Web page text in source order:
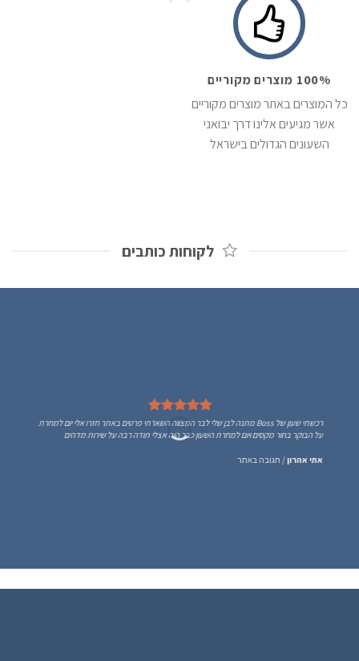
100% מוצרים מקוריים
כל המוצרים באתר מוצרים מקוריים
אשר מגיעים אלינו דרך יבואני
השעונים הגדולים בישראל
לקוחות כותבים
רכשתי שעון של Boss מתנה לבן שלי לבר המצווה השארתי פרטים באתר חזרו אלי יום למחרת
על הבוקר בחור מקסים ויום למחרת השעון כבר היה אצלי תודה רבה על שירות מדהים
אתי אהרון/ תגובה באתר